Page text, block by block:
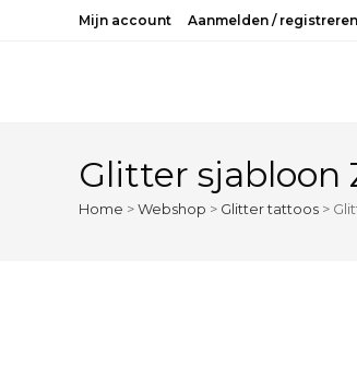
Mijn account Aanmelden / registreren
Glitter sjabloon
Home >Webshop > Glitter tattoos >